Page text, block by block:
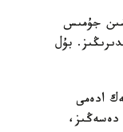
جۇمىس
بۇل
ادەمى
دەسەڭىز،